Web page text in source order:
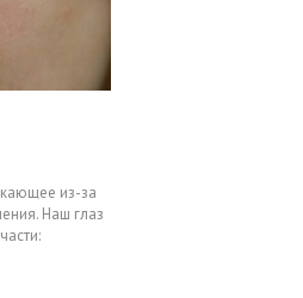
из-за
Наш глаз